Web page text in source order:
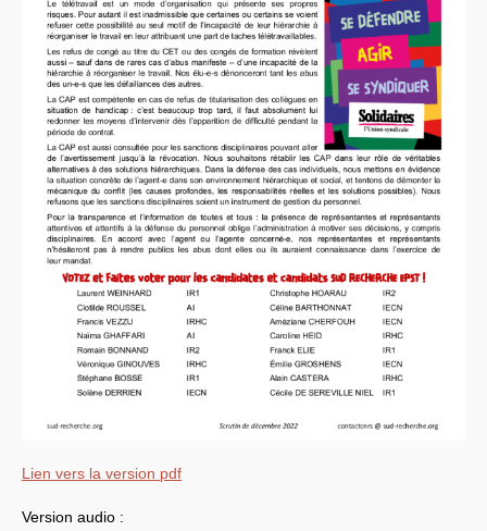
Lien vers la version pdf
Version audio :